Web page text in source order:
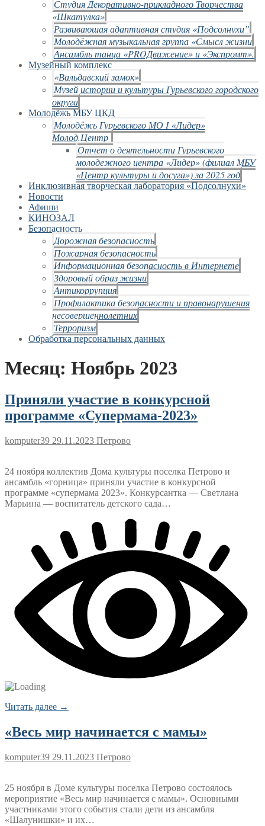
Студия Декоративно-прикладного Творчества
«Шкатулка»
Развивающая адаптивная студия «Подсолнухи”
Молодёжная музыкальная группа «Смысл жизни
Ансамбль танца «PROДвижение» и «Экспромт».
Музейный комплекс
«Вальдавский замок»
Музей истории и культуры Гурьевского городского
округа
Молодёжь МБУ ЦКД
Молодёжь Гурьевского МО I «Лидер»
Молод.Центр
Отчет о деятельности Гурьевского
молодежного центра «Лидер» (филиал МБУ
«Центр культуры и досуга») за 2025 год
Инклюзивная творческая лаборатория «Подсолнухи»
Новости
Афиши
КИНОЗАЛ
Безопасность
Дорожная безопасность
Пожарная безопасность
Информационная безопасность в Интернете
Здоровый образ жизни
Антикоррупция
Профилактика безопасности и правонарушения
несовершеннолетних
Терроризм
Обработка персональных данных
Месяц: Ноябрь 2023
Приняли участие в конкурсной
программе «Супермама-2023»
komputer39 29.11.2023 Петрово
24 ноября коллектив Дома культуры поселка Петрово и
ансамбль «горница» приняли участие в конкурсной
программе «супермама 2023». Конкурсантка — Светлана
Марьина — воспитатель детского сада…
Читать далее →
«Весь мир начинается с мамы»
komputer39 29.11.2023 Петрово
25 ноября в Доме культуры поселка Петрово состоялось
мероприятие «Весь мир начинается с мамы». Основными
участниками этого события стали дети из ансамбля
«Шалунишки» и их…